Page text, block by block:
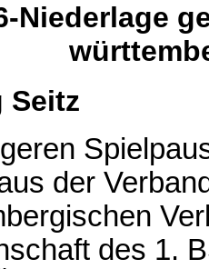
Niederlage
Seitz
der
des 1.